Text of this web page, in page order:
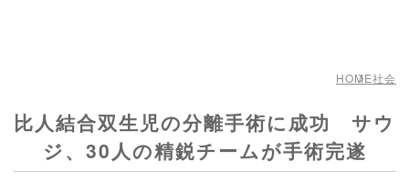
HOME社会
比人結合双生児の分離手術に成功 サウ
ジ、30人の精鋭チームが手術完遂